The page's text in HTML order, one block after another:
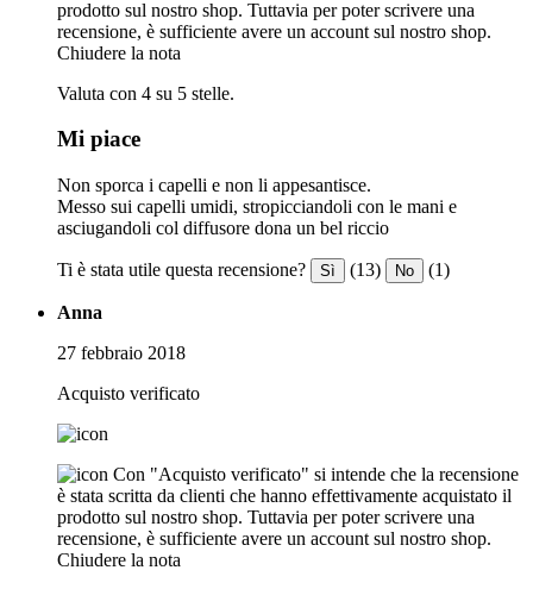
prodotto sul nostro shop. Tuttavia per poter scrivere una
recensione, è sufficiente avere un account sul nostro shop.
Chiudere la nota
Valuta con 4 su 5 stelle.
Mi piace
Non sporca i capelli e non li appesantisce.
Messo sui capelli umidi, stropicciandoli con le mani e
asciugandoli col diffusore dona un bel riccio
Ti è stata utile questa recensione? Sì (13) No (1)
Anna
27 febbraio 2018
Acquisto verificato
Con "Acquisto verificato" si intende che la recensione
è stata scritta da clienti che hanno effettivamente acquistato il
prodotto sul nostro shop. Tuttavia per poter scrivere una
recensione, è sufficiente avere un account sul nostro shop.
Chiudere la nota